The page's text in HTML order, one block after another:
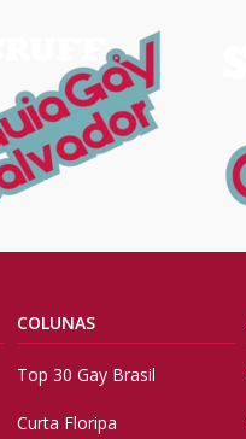
COLUNAS
Top 30 Gay Brasil
Curta Floripa